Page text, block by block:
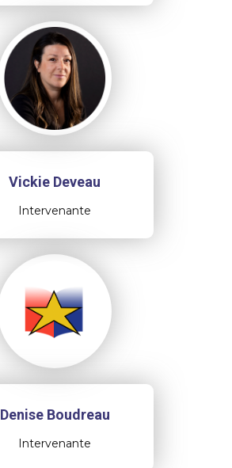
Vickie Deveau
Intervenante
Denise Boudreau
Intervenante